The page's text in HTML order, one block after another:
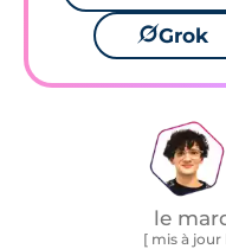
🪐Grok
le
[ mis à jour